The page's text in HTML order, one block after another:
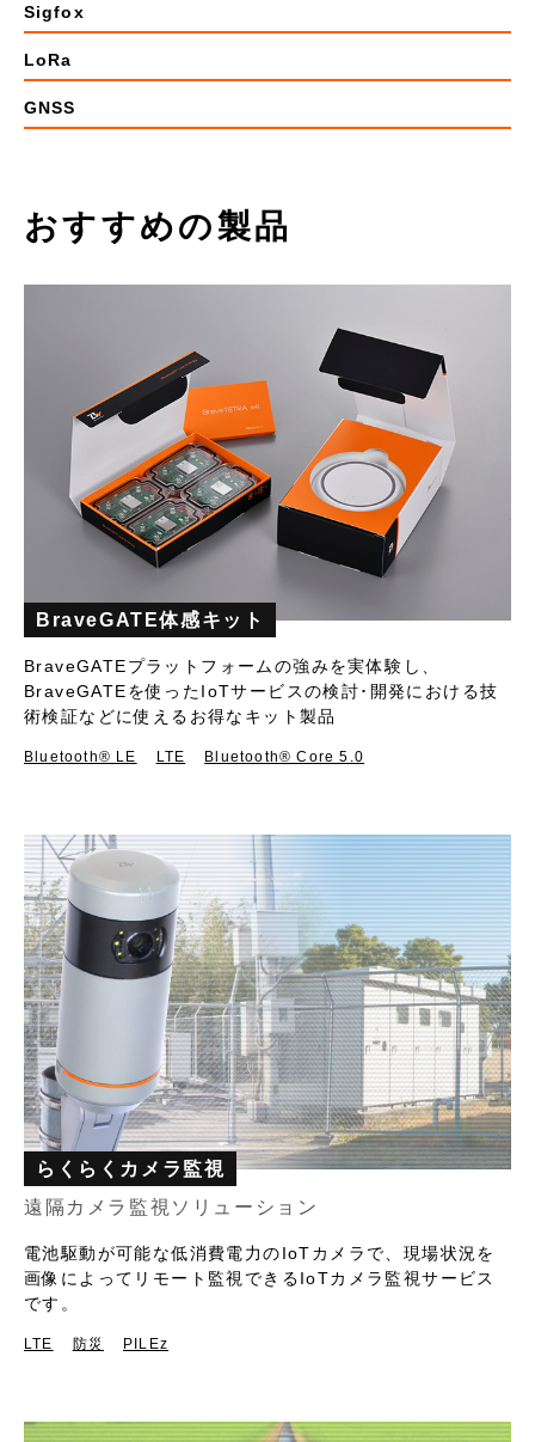
Sigfox
LoRa
GNSS
おすすめの製品
BraveGATE体感キット
BraveGATEプラットフォームの強みを実体験し、
BraveGATEを使ったIoTサービスの検討･開発における技
術検証などに使えるお得なキット製品
Bluetooth®︎ LE LTE Bluetooth® Core 5.0
らくらくカメラ監視
遠隔カメラ監視ソリューション
電池駆動が可能な低消費電力のIoTカメラで、現場状況を
画像によってリモート監視できるIoTカメラ監視サービス
です。
LTE 防災 PILEz